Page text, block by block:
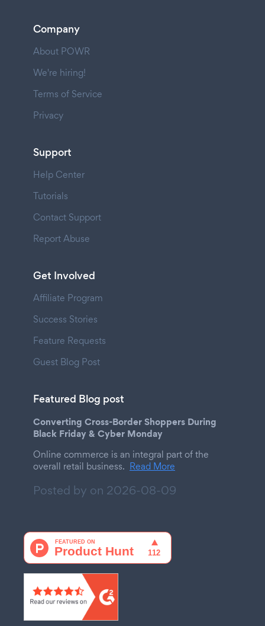
Company
About POWR
We're hiring!
Terms of Service
Privacy
Support
Help Center
Tutorials
Contact Support
Report Abuse
Get Involved
Affiliate Program
Success Stories
Feature Requests
Guest Blog Post
Featured Blog post
Converting Cross-Border Shoppers During
Black Friday & Cyber Monday
Online commerce is an integral part of the
overall retail business. Read More
Posted by on 2026-08-09